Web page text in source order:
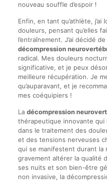
nouveau souffle d’espoir !
Enfin, en tant qu’athlète, j’ai
douleurs, pensant qu’elles
l’entraînement. J’ai décidé
décompression
radical. Mes douleurs
significative, et je peux
meilleure récupération. Je
qu’auparavant, et je
mes coéquipiers !
La décompression
thérapeutique innovante
dans le traitement des
et des tensions nerveuses
qui se manifestent durant la
gravement altérer la qualité
ses nuits et son bien-être
non invasive, la